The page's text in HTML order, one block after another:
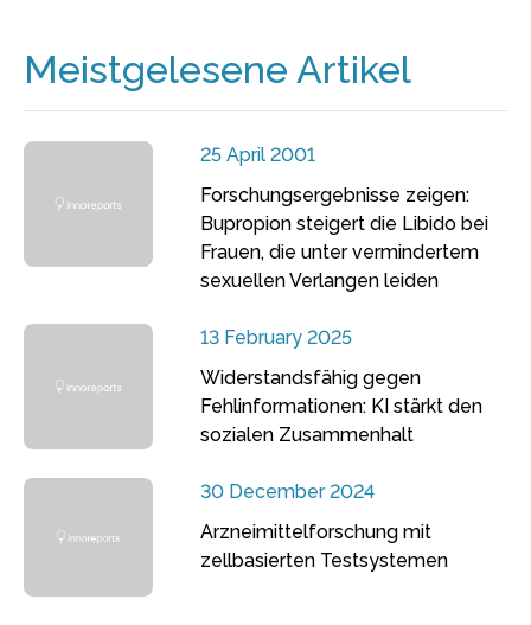
Meistgelesene Artikel
25 April 2001
Forschungsergebnisse zeigen:
Bupropion steigert die Libido bei
Frauen, die unter vermindertem
sexuellen Verlangen leiden
13 February 2025
Widerstandsfähig gegen
Fehlinformationen: KI stärkt den
sozialen Zusammenhalt
30 December 2024
Arzneimittelforschung mit
zellbasierten Testsystemen